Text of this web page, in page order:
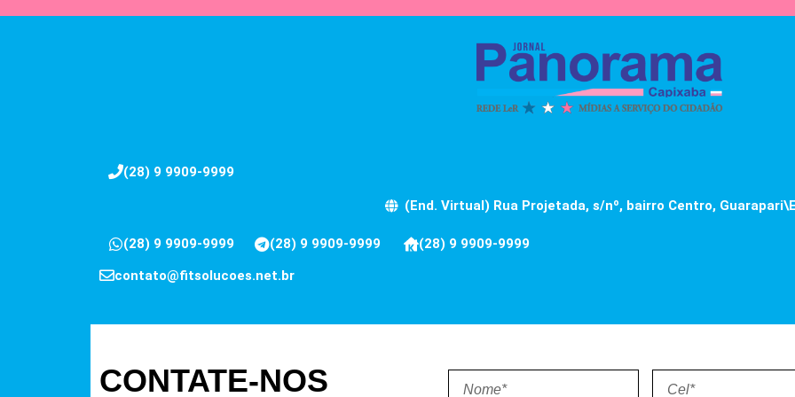
(28) 9 9909-9999
(End. Virtual) Rua Projetada, s/nº, bairro Centro,
(28) 9 9909-9999 (28) 9 9909-9999
(28) 9 9909-9999
contato@fitsolucoes.net.br
CONTATE-NOS